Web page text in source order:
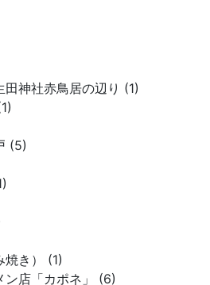
神社赤鳥居の辺り (1)
(5)
き） (1)
ン店「カポネ」 (6)